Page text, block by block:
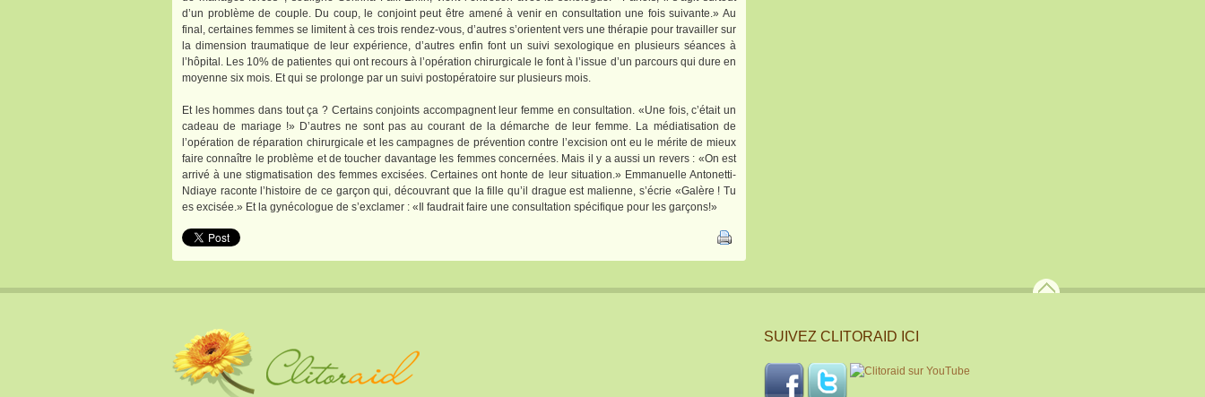
d’un problème de couple. Du coup, le conjoint peut être amené à venir en consultation une fois suivante.» Au
final, certaines femmes se limitent à ces trois rendez-vous, d’autres s’orientent vers une thérapie pour travailler sur
la dimension traumatique de leur expérience, d’autres enfin font un suivi sexologique en plusieurs séances à
l’hôpital. Les 10% de patientes qui ont recours à l’opération chirurgicale le font à l’issue d’un parcours qui dure en
moyenne six mois. Et qui se prolonge par un suivi postopératoire sur plusieurs mois.
Et les hommes dans tout ça ? Certains conjoints accompagnent leur femme en consultation. «Une fois, c’était un
cadeau de mariage !» D’autres ne sont pas au courant de la démarche de leur femme. La médiatisation de
l’opération de réparation chirurgicale et les campagnes de prévention contre l’excision ont eu le mérite de mieux
faire connaître le problème et de toucher davantage les femmes concernées. Mais il y a aussi un revers : «On est
arrivé à une stigmatisation des femmes excisées. Certaines ont honte de leur situation.» Emmanuelle Antonetti-
Ndiaye raconte l’histoire de ce garçon qui, découvrant que la fille qu’il drague est malienne, s’écrie «Galère ! Tu
es excisée.» Et la gynécologue de s’exclamer : «Il faudrait faire une consultation spécifique pour les garçons!»
SUIVEZ CLITORAID ICI